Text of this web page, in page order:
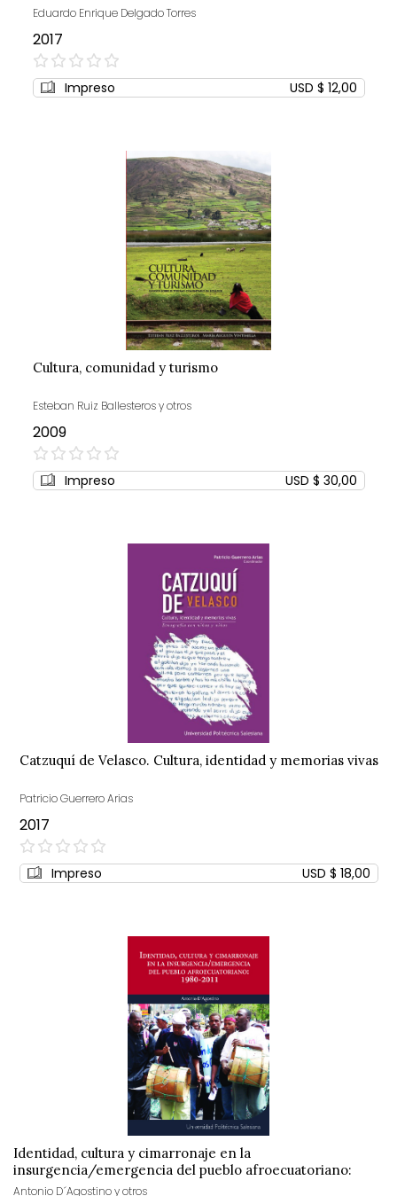
Eduardo Enrique Delgado Torres
2017
0%
Impreso USD $ 12,00
Cultura, comunidad y turismo
Esteban Ruiz Ballesteros y otros
2009
0%
Impreso USD $ 30,00
Catzuquí de Velasco. Cultura, identidad y memorias vivas
Patricio Guerrero Arias
2017
0%
Impreso USD $ 18,00
Identidad, cultura y cimarronaje en la
insurgencia/emergencia del pueblo afroecuatoriano:
1980-2011
Antonio D´Agostino y otros